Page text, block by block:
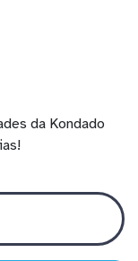
da Kondado